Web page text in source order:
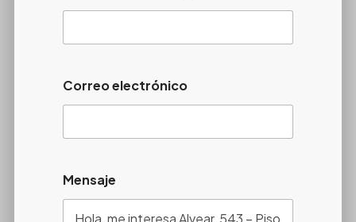
Correo electrónico
Mensaje